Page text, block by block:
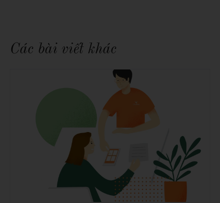
Các bài viết khác